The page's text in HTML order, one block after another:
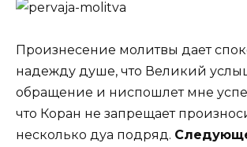
Произнесение молитвы дает
надежду душе, что Великий
обращение и ниспошлет мне
что Коран не запрещает
несколько дуа подряд.